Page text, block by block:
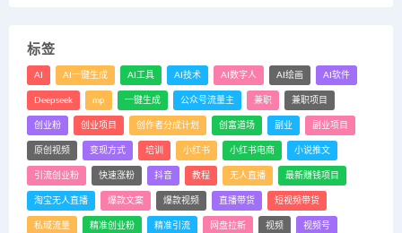
标签
AI AI一键生成 AI工具 AI技术 AI数字人 AI绘画 AI软件
Deepseek mp 一键生成 公众号流量主 兼职 兼职项目
创业粉 创业项目 创作者分成计划 创富道场 副业 副业项目
原创视频 变现方式 培训 小红书 小红书电商 小说推文
引流创业粉 快速涨粉 抖音 教程 无人直播 最新赚钱项目
淘宝无人直播 爆款文案 爆款视频 直播带货 短视频带货
私域流量 精准创业粉 精准引流 网盘拉新 视频 视频号